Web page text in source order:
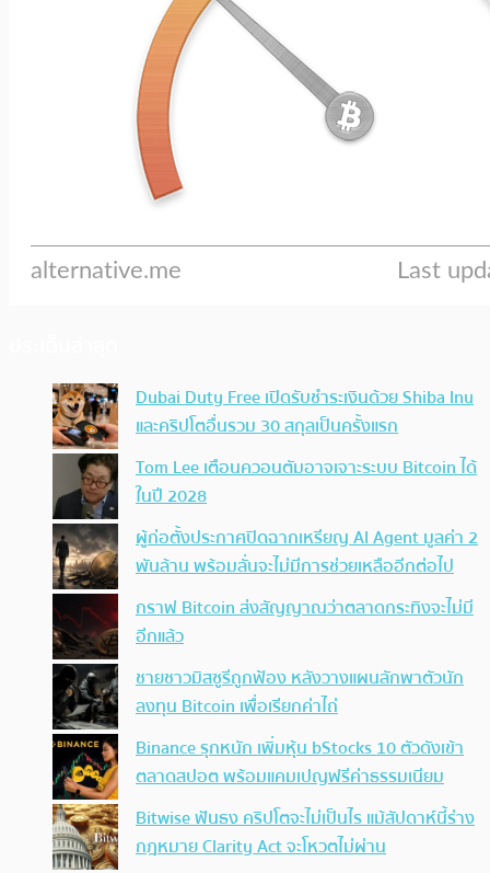
Dubai Duty Free เปิดรับชำระเงินด้วย Shiba Inu
และคริปโตอื่นรวม 30 สกุลเป็นครั้งแรก
Tom Lee เตือนควอนตัมอาจเจาะระบบ Bitcoin ได้
ในปี 2028
ผู้ก่อตั้งประกาศปิดฉากเหรียญ AI Agent มูลค่า 2
พันล้าน พร้อมลั่นจะไม่มีการช่วยเหลืออีกต่อไป
กราฟ Bitcoin ส่งสัญญาณว่าตลาดกระทิงจะไม่มี
อีกแล้ว
ชายชาวมิสซูรีถูกฟ้อง หลังวางแผนลักพาตัวนัก
ลงทุน Bitcoin เพื่อเรียกค่าไถ่
Binance รุกหนัก เพิ่มหุ้น bStocks 10 ตัวดังเข้า
ตลาดสปอต พร้อมแคมเปญฟรีค่าธรรมเนียม
Bitwise ฟันธง คริปโตจะไม่เป็นไร แม้สัปดาห์นี้ร่าง
กฎหมาย Clarity Act จะโหวตไม่ผ่าน